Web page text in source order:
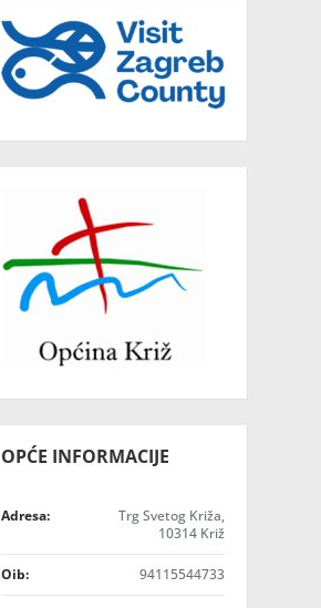
OPĆE INFORMACIJE
Adresa:
Trg Svetog Križa,
10314 Križ
Oib: 94115544733